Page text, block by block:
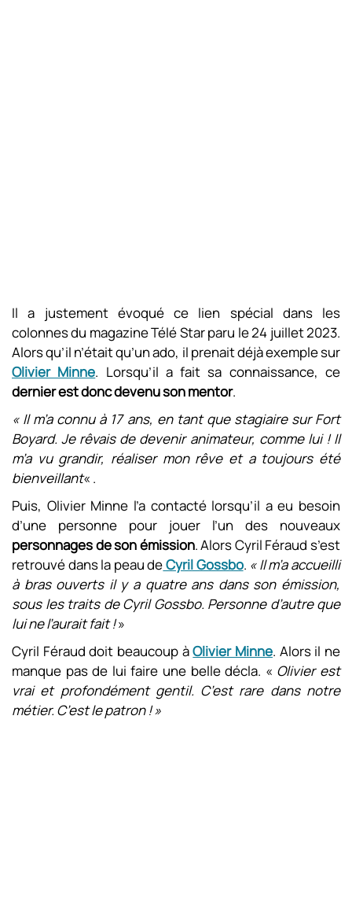
Il a justement évoqué ce lien spécial dans les
colonnes du magazine Télé Star paru le 24 juillet 2023.
Alors qu’il n’était qu’un ado, il prenait déjà exemple sur
Olivier Minne. Lorsqu’il a fait sa connaissance, ce
dernier est donc devenu son mentor.
« Il m’a connu à 17 ans, en tant que stagiaire sur Fort
Boyard. Je rêvais de devenir animateur, comme lui ! Il
m’a vu grandir, réaliser mon rêve et a toujours été
bienveillant« .
Puis, Olivier Minne l’a contacté lorsqu’il a eu besoin
d’une personne pour jouer l’un des nouveaux
personnages de son émission. Alors Cyril Féraud s’est
retrouvé dans la peau deCyril Gossbo. « Il m’a accueilli
à bras ouverts il y a quatre ans dans son émission,
sous les traits de Cyril Gossbo. Personne d’autre que
lui ne l’aurait fait !»
Cyril Féraud doit beaucoup àOlivier Minne. Alors il ne
manque pas de lui faire une belle décla. « Olivier est
vrai et profondément gentil. C’est rare dans notre
métier. C’est le patron ! »